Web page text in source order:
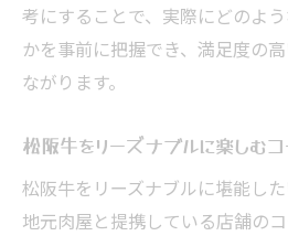
考にすることで、実際にどのよ
かを事前に把握でき、満足度の
ながります。
松阪牛をリーズナブルに楽しむ
松阪牛をリーズナブルに堪能し
地元肉屋と提携している店舗の